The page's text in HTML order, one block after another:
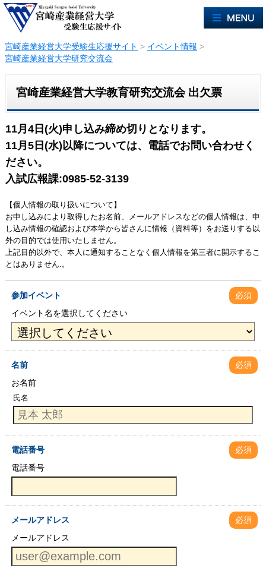
宮崎産業経営大学受験生応援サイト > イベント情報 >
宮崎産業経営大学研究交流会
宮崎産業経営大学教育研究交流会 出欠票
11月4日(火)申し込み締め切りとなります。
11月5日(水)以降については、電話でお問い合わせく
ださい。
入試広報課:0985-52-3139
【個人情報の取り扱いについて】
お申し込みにより取得したお名前、メールアドレスなどの個人情報は、申
し込み情報の確認および本学から皆さんに情報（資料等）をお送りする以
外の目的では使用いたしません。
上記目的以外で、本人に通知することなく個人情報を第三者に開示するこ
とはありません.。
参加イベント
必須
イベント名を選択してください
名前
必須
お名前
氏名
電話番号
必須
電話番号
メールアドレス
必須
メールアドレス